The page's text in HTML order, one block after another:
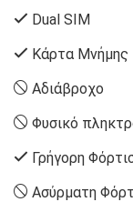
Dual SIM
Κάρτα Μνήμης
Αδιάβροχο
Φυσικό
Γρήγορη
Ασύρματη